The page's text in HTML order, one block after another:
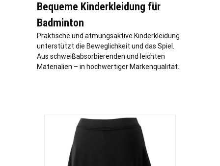
Bequeme Kinderkleidung für
Badminton
Praktische und atmungsaktive Kinderkleidung
unterstützt die Beweglichkeit und das Spiel.
Aus schweißabsorbierenden und leichten
Materialien – in hochwertiger Markenqualität.